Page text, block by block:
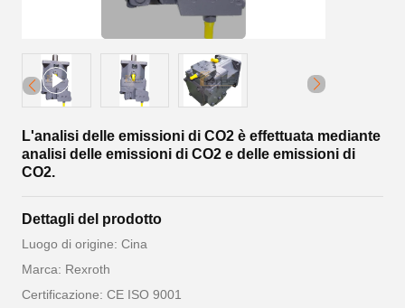
L'analisi delle emissioni di CO2 è effettuata mediante
analisi delle emissioni di CO2 e delle emissioni di
CO2.
Dettagli del prodotto
Luogo di origine: Cina
Marca: Rexroth
Certificazione: CE ISO 9001